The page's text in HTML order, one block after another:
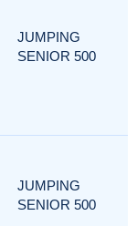
JUMPING
SENIOR 500
JUMPING
SENIOR 500